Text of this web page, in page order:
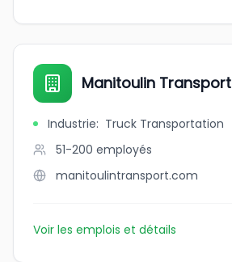
Manitoulin Transport
Industrie: Truck Transportation
51-200 employés
manitoulintransport.com
Voir les emplois et détails